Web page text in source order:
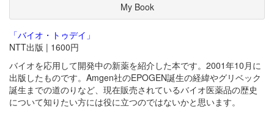
My Book
「バイオ・トゥデイ」
NTT出版 | 1600円
バイオを応用して開発中の新薬を紹介した本です。2001年10月に
出版したものです。Amgen社のEPOGEN誕生の経緯やグリベック
誕生までの道のりなど、現在販売されているバイオ医薬品の歴史
について知りたい方には役に立つのではないかと思います。